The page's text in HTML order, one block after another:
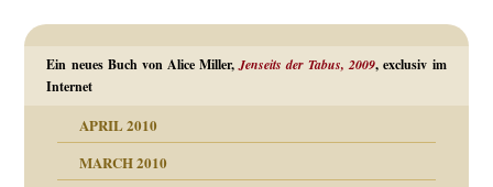
Ein neues Buch von Alice Miller,Jenseits der Tabus, 2009, exclusiv im
Internet
APRIL 2010
MARCH 2010